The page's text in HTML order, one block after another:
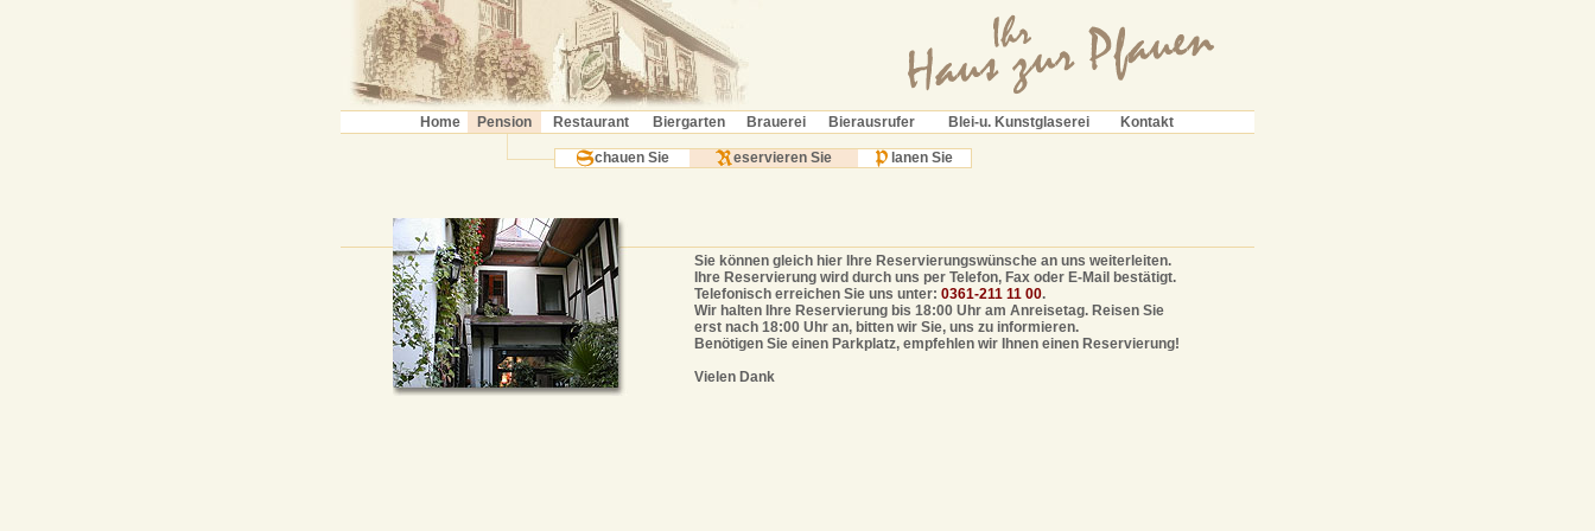
Home Pension Restaurant Biergarten Brauerei Bierausrufer Blei-u. Kunstglaserei Kontakt
chauen Sie eservieren Sie lanen Sie
Sie können gleich hier Ihre Reservierungswünsche an uns weiterleiten.
Ihre Reservierung wird durch uns per Telefon, Fax oder E-Mail bestätigt.
Telefonisch erreichen Sie uns unter: 0361-211 11 00.
Wir halten Ihre Reservierung bis 18:00 Uhr am Anreisetag. Reisen Sie
erst nach 18:00 Uhr an, bitten wir Sie, uns zu informieren.
Benötigen Sie einen Parkplatz, empfehlen wir Ihnen einen Reservierung!
Vielen Dank